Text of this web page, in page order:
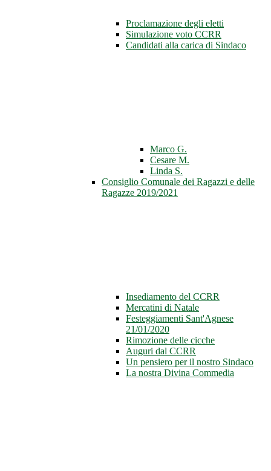
Proclamazione degli eletti
Simulazione voto CCRR
Candidati alla carica di Sindaco
Marco G.
Cesare M.
Linda S.
Consiglio Comunale dei Ragazzi e delle
Ragazze 2019/2021
Insediamento del CCRR
Mercatini di Natale
Festeggiamenti Sant'Agnese
21/01/2020
Rimozione delle cicche
Auguri dal CCRR
Un pensiero per il nostro Sindaco
La nostra Divina Commedia